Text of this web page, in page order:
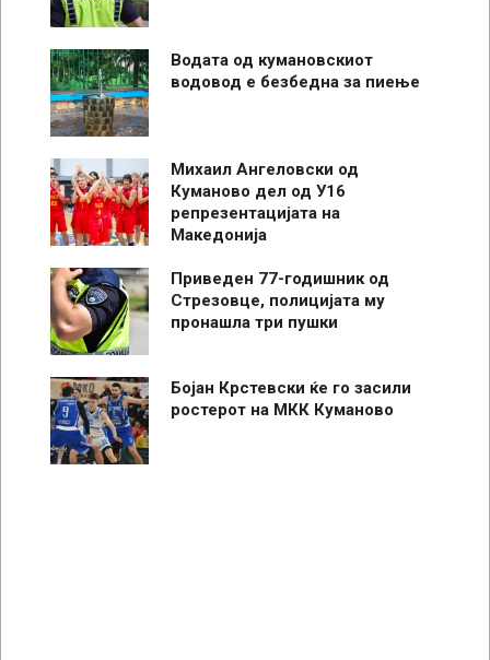
Водата од кумановскиот
водовод е безбедна за пиење
Михаил Ангеловски од
Куманово дел од У16
репрезентацијата на
Македонија
Приведен 77-годишник од
Стрезовце, полицијата му
пронашла три пушки
Бојан Крстевски ќе го засили
ростерот на МКК Куманово